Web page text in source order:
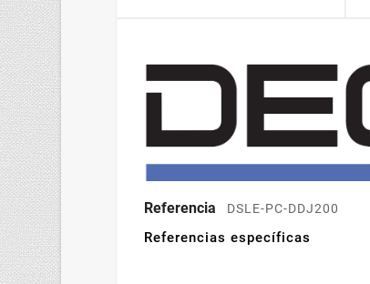
Referencia DSLE-PC-DDJ200
Referencias específicas